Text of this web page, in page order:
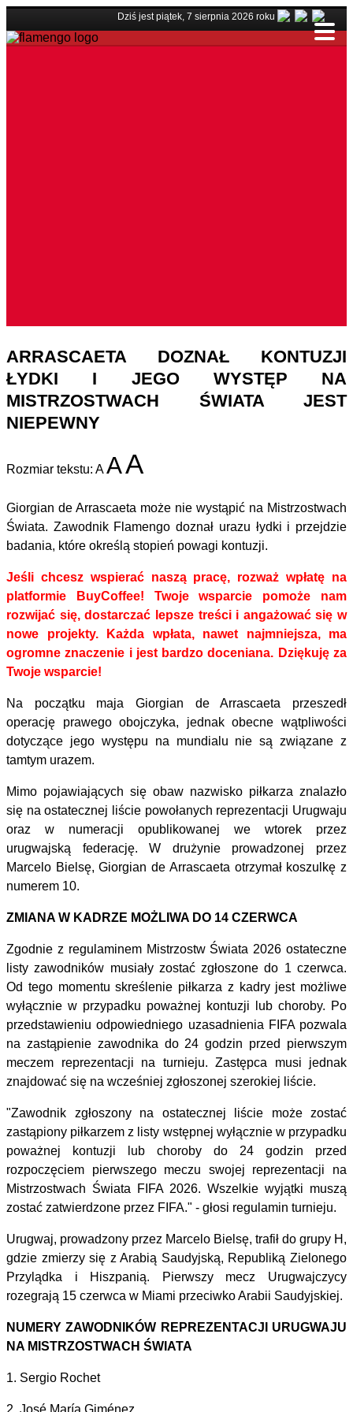
Dziś jest piątek, 7 sierpnia 2026 roku
ARRASCAETA DOZNAŁ KONTUZJI
ŁYDKI I JEGO WYSTĘP NA
MISTRZOSTWACH ŚWIATA JEST
NIEPEWNY
Rozmiar tekstu: A AA
Giorgian de Arrascaeta może nie wystąpić na Mistrzostwach
Świata. Zawodnik Flamengo doznał urazu łydki i przejdzie
badania, które określą stopień powagi kontuzji.
Jeśli chcesz wspierać naszą pracę, rozważ wpłatę na
platformie BuyCoffee! Twoje wsparcie pomoże nam
rozwijać się, dostarczać lepsze treści i angażować się w
nowe projekty. Każda wpłata, nawet najmniejsza, ma
ogromne znaczenie i jest bardzo doceniana. Dziękuję za
Twoje wsparcie!
Na początku maja Giorgian de Arrascaeta przeszedł
operację prawego obojczyka, jednak obecne wątpliwości
dotyczące jego występu na mundialu nie są związane z
tamtym urazem.
Mimo pojawiających się obaw nazwisko piłkarza znalazło
się na ostatecznej liście powołanych reprezentacji Urugwaju
oraz w numeracji opublikowanej we wtorek przez
urugwajską federację. W drużynie prowadzonej przez
Marcelo Bielsę, Giorgian de Arrascaeta otrzymał koszulkę z
numerem 10.
ZMIANA W KADRZE MOŻLIWA DO 14 CZERWCA
Zgodnie z regulaminem Mistrzostw Świata 2026 ostateczne
listy zawodników musiały zostać zgłoszone do 1 czerwca.
Od tego momentu skreślenie piłkarza z kadry jest możliwe
wyłącznie w przypadku poważnej kontuzji lub choroby. Po
przedstawieniu odpowiedniego uzasadnienia FIFA pozwala
na zastąpienie zawodnika do 24 godzin przed pierwszym
meczem reprezentacji na turnieju. Zastępca musi jednak
znajdować się na wcześniej zgłoszonej szerokiej liście.
"Zawodnik zgłoszony na ostatecznej liście może zostać
zastąpiony piłkarzem z listy wstępnej wyłącznie w przypadku
poważnej kontuzji lub choroby do 24 godzin przed
rozpoczęciem pierwszego meczu swojej reprezentacji na
Mistrzostwach Świata FIFA 2026. Wszelkie wyjątki muszą
zostać zatwierdzone przez FIFA." - głosi regulamin turnieju.
Urugwaj, prowadzony przez Marcelo Bielsę, trafił do grupy H,
gdzie zmierzy się z Arabią Saudyjską, Republiką Zielonego
Przylądka i Hiszpanią. Pierwszy mecz Urugwajczycy
rozegrają 15 czerwca w Miami przeciwko Arabii Saudyjskiej.
NUMERY ZAWODNIKÓW REPREZENTACJI URUGWAJU
NA MISTRZOSTWACH ŚWIATA
1. Sergio Rochet
2. José María Giménez